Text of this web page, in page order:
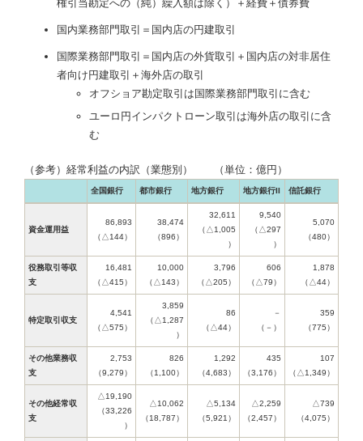
権引当勘定への（純）繰入額は除く）＋経費＋債券費
国内業務部門取引＝国内店の円建取引
国際業務部門取引＝国内店の外貨取引＋国内店の対非居住
者向け円建取引＋海外店の取引
オフショア勘定取引は国際業務部門取引に含む
ユーロ円インパクトローン取引は海外店の取引に含
む
（参考）経常利益の内訳（業態別） （単位：億円）
全国銀行 都市銀行 地方銀行 地方銀行II 信託銀行
資金運用益
86,893
（△144）
38,474
（896）
32,611
（△1,005
）
9,540
（△297
）
5,070
（480）
役務取引等収
支
16,481
（△415）
10,000
（△143）
3,796
（△205）
606
（△79）
1,878
（△44）
特定取引収支
4,541
（△575）
3,859
（△1,287
）
86
（△44）
－
（－）
359
（775）
その他業務収
支
2,753
（9,279）
826
（1,100）
1,292
（4,683）
435
（3,176）
107
（△1,349）
その他経常収
支
△19,190
（33,226
）
△10,062
（18,787）
△5,134
（5,921）
△2,259
（2,457）
△739
（4,075）